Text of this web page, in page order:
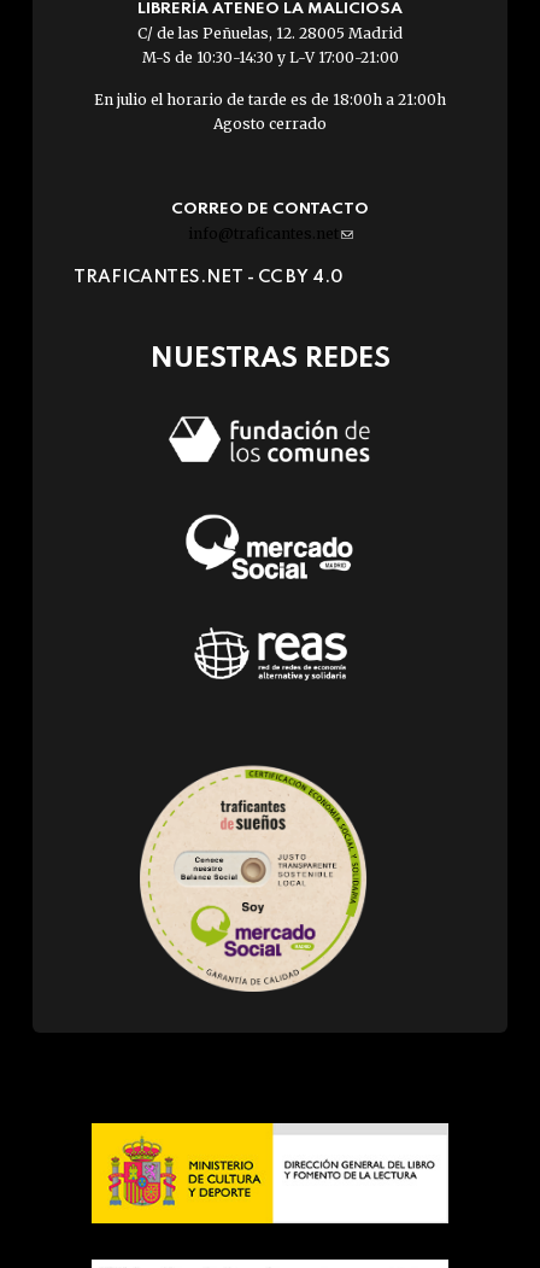
LIBRERÍA ATENEO LA MALICIOSA
C/ de las Peñuelas, 12. 28005 Madrid
M-S de 10:30-14:30 y L-V 17:00-21:00
En julio el horario de tarde es de 18:00h a 21:00h
Agosto cerrado
CORREO DE CONTACTO
info@traficantes.net (link
e-
TRAFICANTES.NET - CC BY 4.0
NUESTRAS REDES